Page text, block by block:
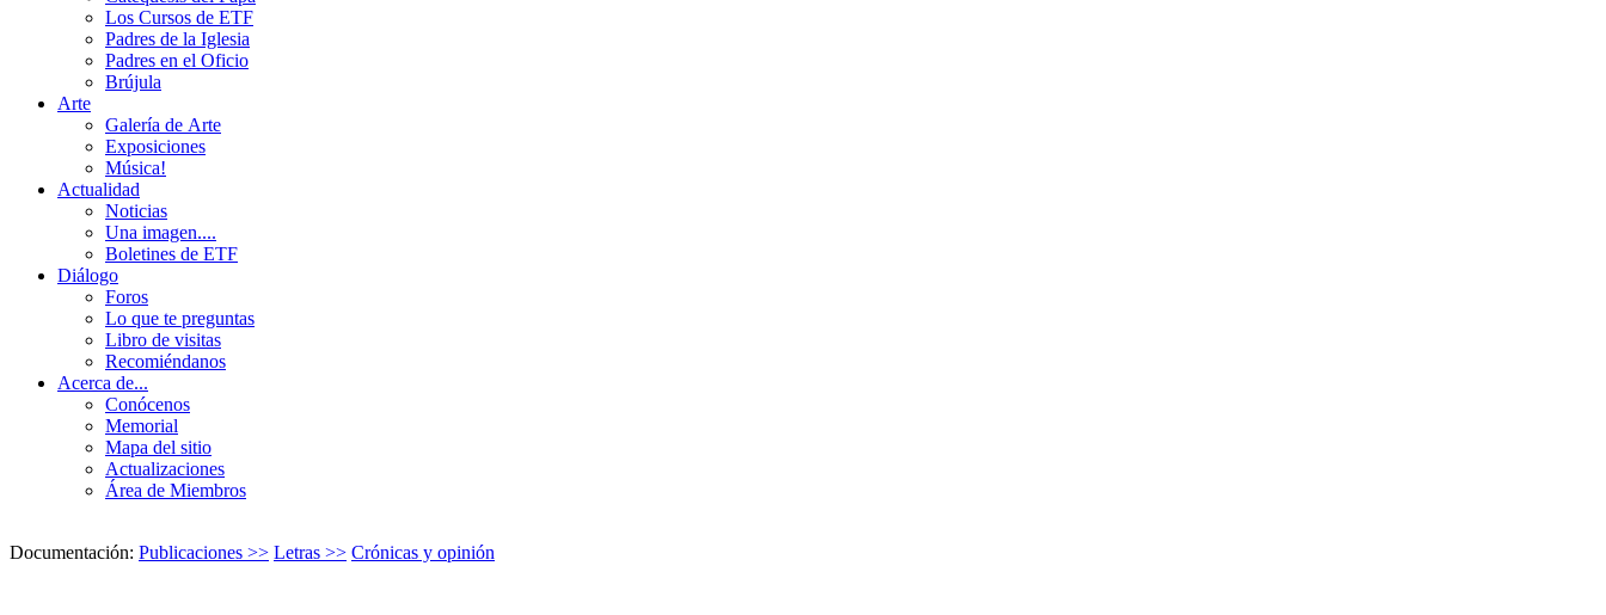
Los Cursos de ETF
Padres de la Iglesia
Padres en el Oficio
Brújula
Arte
Galería de Arte
Exposiciones
Música!
Actualidad
Noticias
Una imagen....
Boletines de ETF
Diálogo
Foros
Lo que te preguntas
Libro de visitas
Recomiéndanos
Acerca de...
Conócenos
Memorial
Mapa del sitio
Actualizaciones
Área de Miembros
Documentación: Publicaciones >> Letras >> Crónicas y opinión